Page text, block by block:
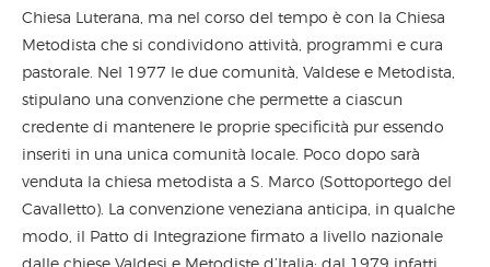
Chiesa Luterana, ma nel corso del tempo è con la Chiesa
Metodista che si condividono attività, programmi e cura
pastorale. Nel 1977 le due comunità, Valdese e Metodista,
stipulano una convenzione che permette a ciascun
credente di mantenere le proprie specificità pur essendo
inseriti in una unica comunità locale. Poco dopo sarà
venduta la chiesa metodista a S. Marco (Sottoportego del
Cavalletto). La convenzione veneziana anticipa, in qualche
modo, il Patto di Integrazione firmato a livello nazionale